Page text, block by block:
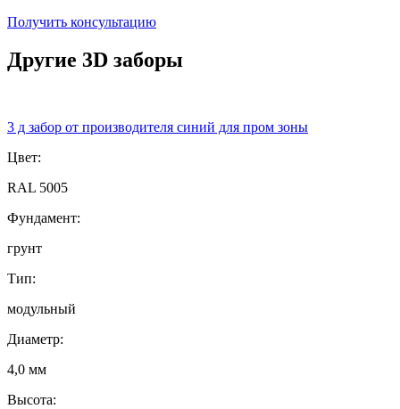
Получить консультацию
Другие 3D заборы
3 д забор от производителя синий для пром зоны
Цвет:
RAL 5005
Фундамент:
грунт
Тип:
модульный
Диаметр:
4,0 мм
Высота: